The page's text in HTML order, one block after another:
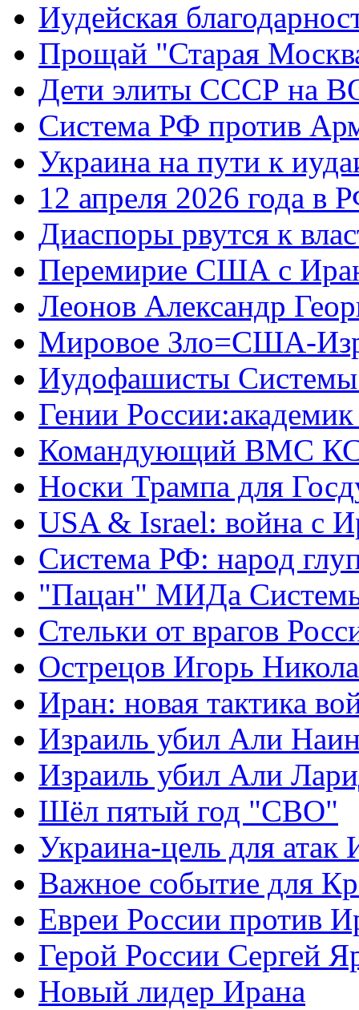
Иудейская
Прощай "Старая
Дети элиты СССР на
Система РФ против
Украина на пути к
12 апреля 2026 года в
Диаспоры рвутся к
Перемирие США с
Леонов Александр
Мировое Зло=США-
Иудофашисты
Гении
Командующий ВМС
Носки Трампа для
USA & Israel: война с
Система РФ: народ
"Пацан" МИДа
Стельки от врагов
Острецов Игорь
Иран: новая тактика
Израиль убил Али
Израиль убил Али
Шёл пятый год "СВО"
Украина-цель для атак
Важное событие для
Евреи России против
Герой России Сергей
Новый лидер Ирана